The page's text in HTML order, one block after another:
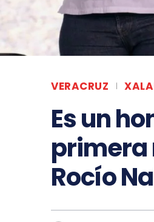
VERACRUZ
Es un
primera
Rocío